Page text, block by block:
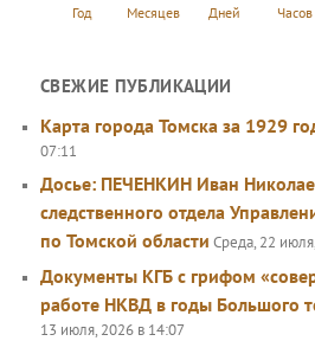
Год Месяцев Дней Часов
СВЕЖИЕ ПУБЛИКАЦИИ
Карта города Томска за 1929
07:11
Досье: ПЕЧЕНКИН Иван
следственного отдела
по Томской области Среда, 22
Документы КГБ с грифом
работе НКВД в годы Большого
13 июля, 2026 в 14:07